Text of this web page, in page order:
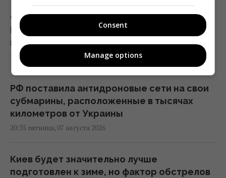
Суд продлил содержание под стражей
Коломойского, защита заявила о
проблемах со здоровьем
20:39 пятница, 07 августа 2026
РФ поставила антидроновые сети на свои
субмарины, расположенные в тысячах
километров от Украины
20:35 пятница, 07 августа 2026
Киев будет значительно лучше
подготовлен к зиме, но фактор обстрелов
Consent
Manage options